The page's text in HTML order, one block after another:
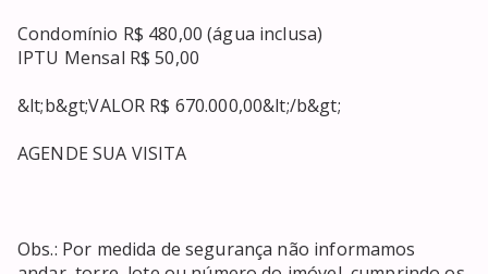
Condomínio R$ 480,00 (água inclusa)
IPTU Mensal R$ 50,00
&lt;b&gt;VALOR R$ 670.000,00&lt;/b&gt;
AGENDE SUA VISITA
Obs.: Por medida de segurança não informamos